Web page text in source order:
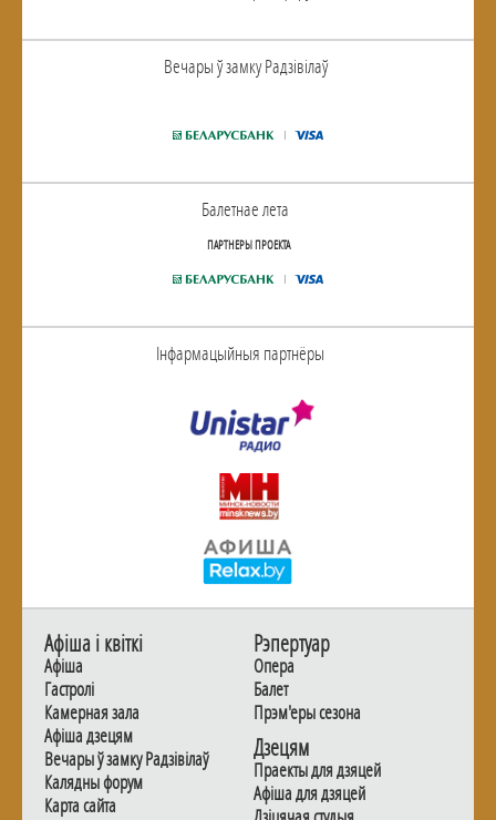
Вечары ў замку Радзiвiлаў
Балетнае лета
ПАРТНЕРЫ ПРОЕКТА
Інфармацыйныя партнёры
Афiша i квiткi
Афiша
Гастролi
Камерная зала
Афiша дзецям
Вечары ў замку Радзiвiлаў
Калядны форум
Карта сайта
Рэпертуар
Опера
Балет
Прэм'еры сезона
Дзецям
Праекты для дзяцей
Афiша для дзяцей